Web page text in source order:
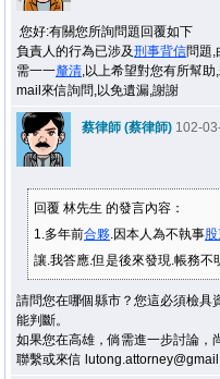
您好:有關您所詢問題回覆如下
負責人的行為已涉及刑事背信問題,
需一一釐清,以上希望對您有所幫
mail來信詢問,以免遺漏,謝謝
蔡律師 (蔡律師) 102-
回覆 林先生 的發言內容：
1.多年前合夥.因本人為不執事
讓.我答應.但是後來發現.帳務不
請問您在哪個縣市？您這必須檢具
能判斷。
如果您在高雄，倘需進一步討論，
聯繫或來信